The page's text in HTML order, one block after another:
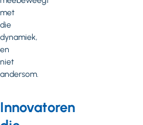
met
die
dynamiek,
en
niet
andersom.
Innovatoren